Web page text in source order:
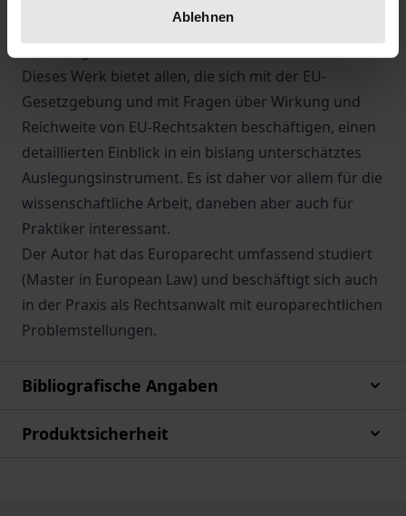
Ablehnen
verbesserten Transparenz hinsichtlich der
Dieses Werk bietet allen, die sich mit der EU-
Gesetzgebung und mit Fragen über Wirkung und
Reichweite von EU-Rechtsakten beschäftigen, einen
detaillierten Einblick in ein bislang unterschätztes
Auslegungsinstrument. Es ist daher vor allem für die
wissenschaftliche Arbeit, daneben aber auch für
Praktiker interessant.
Der Autor hat das Europarecht umfassend studiert
(Master in European Law) und beschäftigt sich auch
in der Praxis als Rechtsanwalt mit europarechtlichen
Problemstellungen.
Bibliografische Angaben
Produktsicherheit